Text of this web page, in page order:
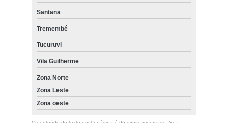
Santana
Tremembé
Tucuruvi
Vila Guilherme
Zona Norte
Zona Leste
Zona oeste